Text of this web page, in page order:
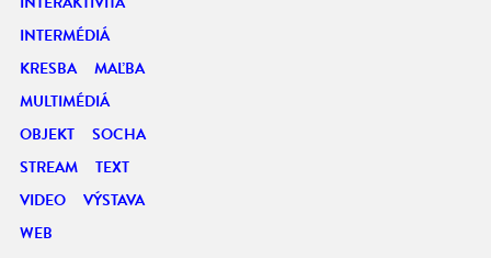
INTERMÉDIÁ
KRESBA
MAĽBA
MULTIMÉDIÁ
OBJEKT
SOCHA
STREAM
TEXT
VIDEO
VÝSTAVA
WEB